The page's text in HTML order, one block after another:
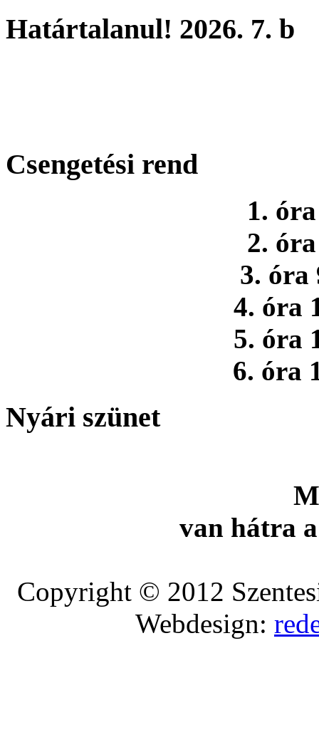
Határtalanul! 2026. 7. b
Csengetési rend
1.
2.
3. óra
4. óra
5. óra
6. óra
Nyári szünet
van hátra
Copyright © 2012
Webdesign: